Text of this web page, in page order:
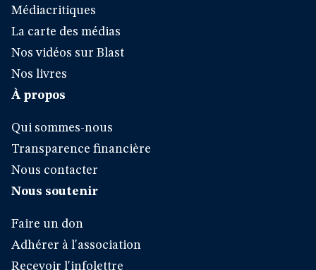
Médiacritiques
La carte des médias
Nos vidéos sur Blast
Nos livres
À propos
Qui sommes-nous
Transparence financière
Nous contacter
Nous soutenir
Faire un don
Adhérer à l'association
Recevoir l'infolettre